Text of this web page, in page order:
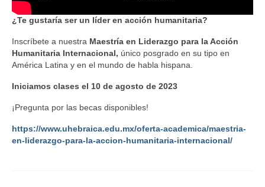
¿Te gustaría ser un líder en acción humanitaria?
Inscríbete a nuestra Maestría en Liderazgo para la Acción
Humanitaria Internacional, único posgrado en su tipo en
América Latina y en el mundo de habla hispana.
Iniciamos clases el 10 de agosto de 2023
¡Pregunta por las becas disponibles!
https://www.uhebraica.edu.mx/oferta-academica/maestria-
en-liderazgo-para-la-accion-humanitaria-internacional/